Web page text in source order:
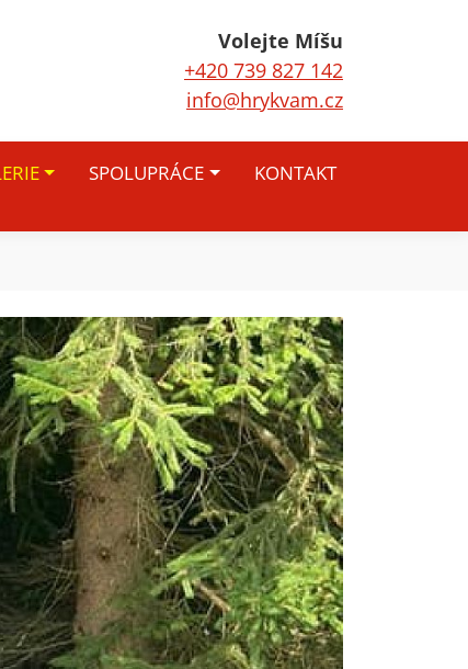
Volejte Míšu
+420 739 827 142
info@hrykvam.cz
SPOLUPRÁCE KONTAKT